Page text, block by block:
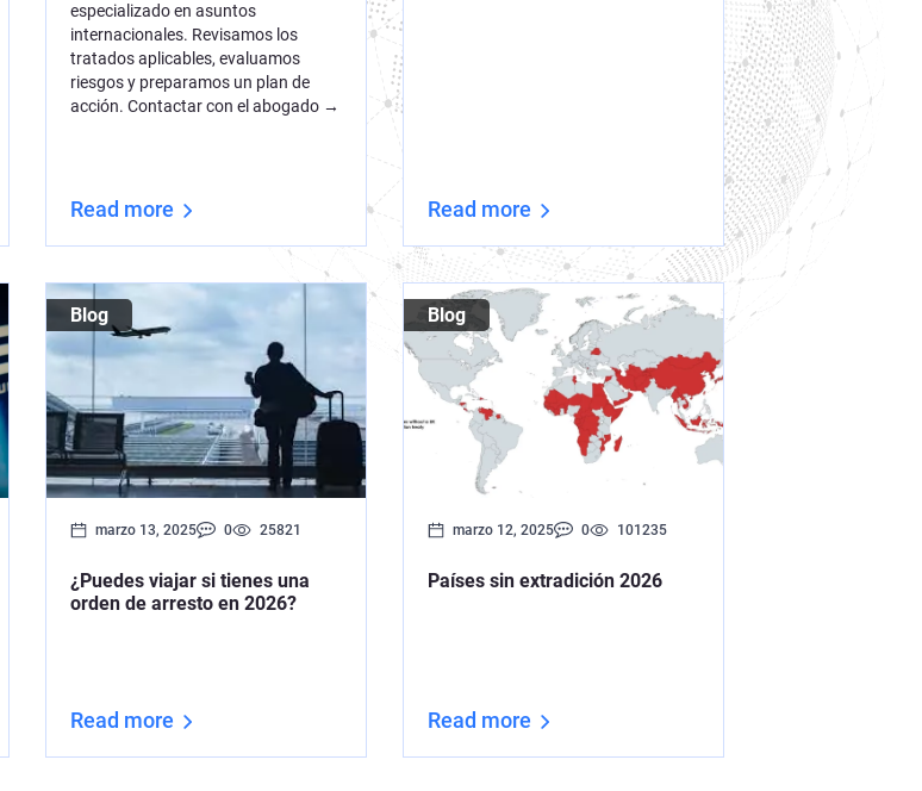
especializado en asuntos
internacionales. Revisamos los
tratados aplicables, evaluamos
riesgos y preparamos un plan de
acción. Contactar con el abogado →
Read more Read more
Blog
marzo 13, 2025 0 25821
¿Puedes viajar si tienes una
orden de arresto en 2026?
Read more
Blog
marzo 12, 2025 0 101235
Países sin extradición 2026
Read more